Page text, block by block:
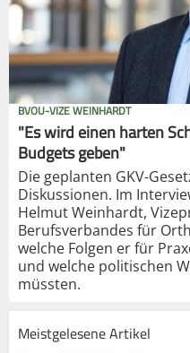
BVOU-VIZE WEINHARDT
"Es wird einen harten
Budgets geben"
Die geplanten GKV-
Diskussionen. Im
Helmut Weinhardt,
Berufsverbandes für
welche Folgen er für
und welche politischen
müssten.
Meistgelesene Artikel